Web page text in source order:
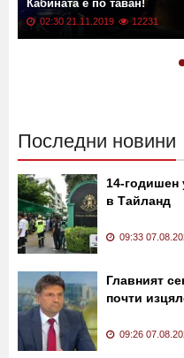
Кабината е по таван!
02:30 21.11.2019 12231
Последни новини
14-
в Тайланд
09:33
Главният
почти
09:26